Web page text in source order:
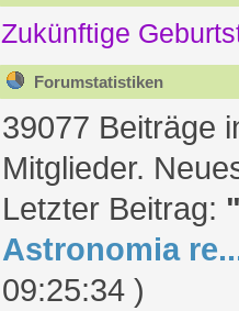
Zukünftige
Forumstatistiken
39077 Beiträge
Mitglieder.
Letzter Beitrag:
Astronomia
09:25:34 )